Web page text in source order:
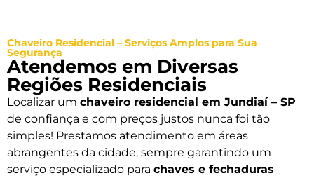
Chaveiro Residencial – Serviços Amplos para Sua
Segurança
Atendemos em Diversas
Regiões Residenciais
Localizar um chaveiro residencial em Jundiaí – SP
de confiança e com preços justos nunca foi tão
simples! Prestamos atendimento em áreas
abrangentes da cidade, sempre garantindo um
serviço especializado para chaves e fechaduras